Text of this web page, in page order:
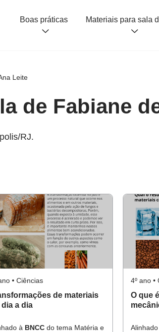
Boas práticas Materiais para sala
Leite
de Fabiane
RJ.
• Ciências
de materiais
a dia
à BNCC do tema Matéria e
4º ano •
O que
Alinhado